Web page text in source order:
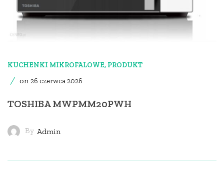
KUCHENKI MIKROFALOWE, PRODUKT
on26 czerwca 2026
TOSHIBA MWPMM20PWH
By Admin